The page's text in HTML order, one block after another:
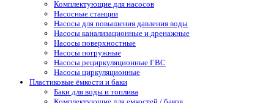
Комплектующие для насосов
Насосные станции
Насосы для повышения давления воды
Насосы канализационные и дренажные
Насосы поверхностные
Насосы погружные
Насосы рециркуляционные ГВС
Насосы циркуляционные
Пластиковые ёмкости и баки
Баки для воды и топлива